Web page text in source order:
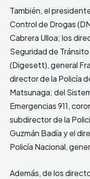
También, el
Control de Drogas
Cabrera Ulloa; los
Seguridad de
(Digesett), general
director de la Policía
Matsunaga; del
Emergencias 911,
subdirector de la
Guzmán Badía y el
Policía Nacional,
Además, de los